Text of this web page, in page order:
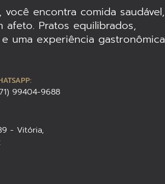
você encontra comida saudável,
Pratos equilibrados,
uma experiência gastronômica
99404-9688
- Vitória,